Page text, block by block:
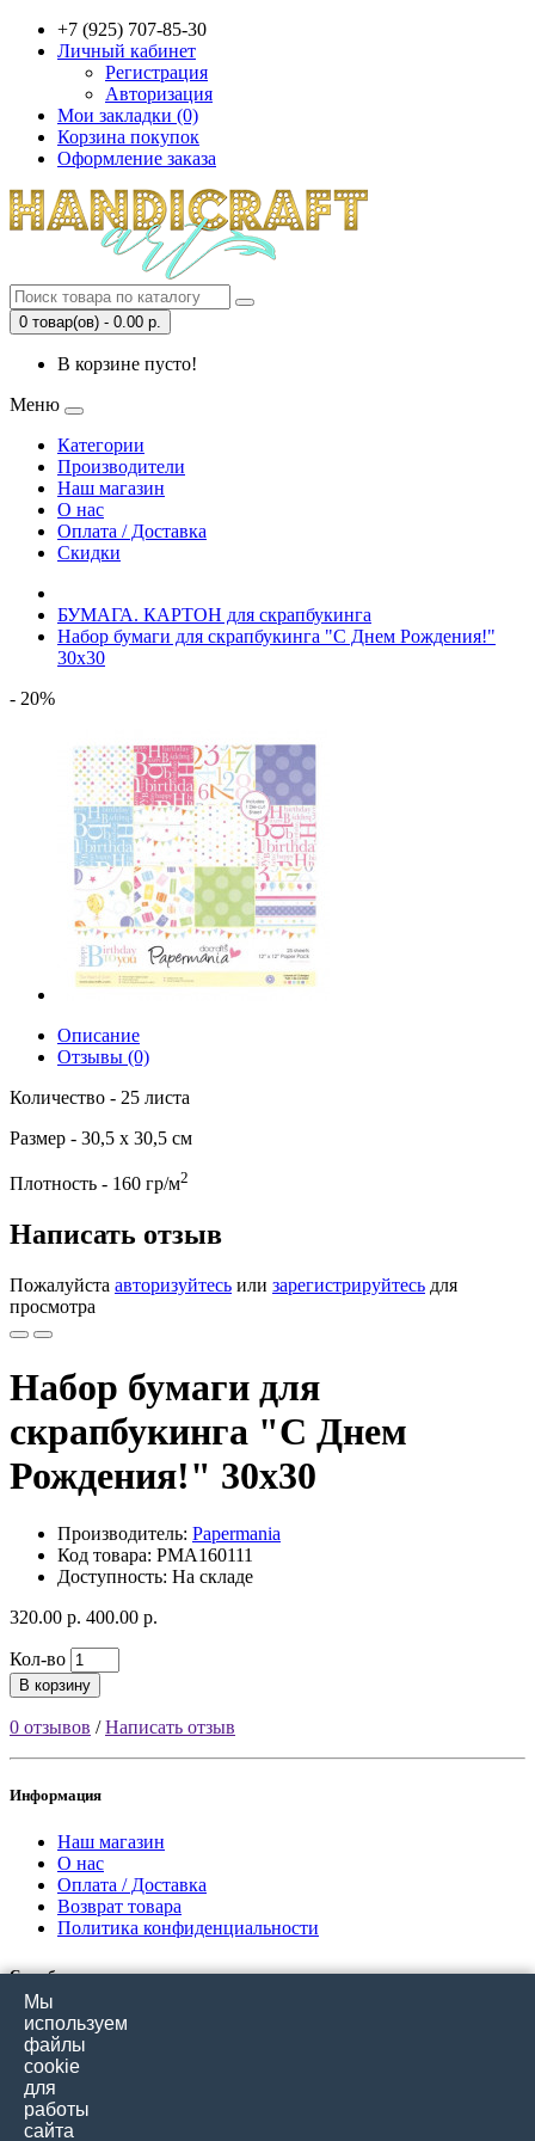
+7 (925) 707-85-30
Личный кабинет
Регистрация
Авторизация
Мои закладки (0)
Корзина покупок
Оформление заказа
0 товар(ов) - 0.00 р.
В корзине пусто!
Меню
Категории
Производители
Наш магазин
О нас
Оплата / Доставка
Скидки
БУМАГА. КАРТОН для скрапбукинга
Набор бумаги для скрапбукинга "С Днем Рождения!"
30x30
- 20%
Описание
Отзывы (0)
Количество - 25 листа
Размер - 30,5 х 30,5 см
Плотность - 160 гр/м2
Написать отзыв
Пожалуйста авторизуйтесь или зарегистрируйтесь для
просмотра
Набор бумаги для
скрапбукинга "С Днем
Рождения!" 30x30
Производитель: Papermania
Код товара: PMA160111
Доступность: На складе
320.00 р. 400.00 р.
Кол-во
В корзину
0 отзывов /Написать отзыв
Информация
Наш магазин
О нас
Оплата / Доставка
Возврат товара
Политика конфиденциальности
Служба поддержки
Связаться с нами
Отзывы покупателей
Карта сайта
Дополнительно
Мы
используем
файлы
cookie
для
работы
сайта